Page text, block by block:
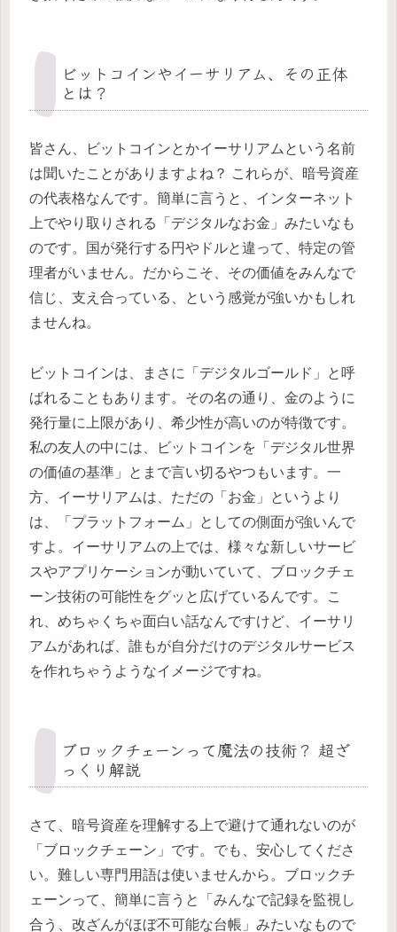
ビットコインやイーサリアム、その正体
とは？
皆さん、ビットコインとかイーサリアムという名前
は聞いたことがありますよね？ これらが、暗号資産
の代表格なんです。簡単に言うと、インターネット
上でやり取りされる「デジタルなお金」みたいなも
のです。国が発行する円やドルと違って、特定の管
理者がいません。だからこそ、その価値をみんなで
信じ、支え合っている、という感覚が強いかもしれ
ませんね。
ビットコインは、まさに「デジタルゴールド」と呼
ばれることもあります。その名の通り、金のように
発行量に上限があり、希少性が高いのが特徴です。
私の友人の中には、ビットコインを「デジタル世界
の価値の基準」とまで言い切るやつもいます。一
方、イーサリアムは、ただの「お金」というより
は、「プラットフォーム」としての側面が強いんで
すよ。イーサリアムの上では、様々な新しいサービ
スやアプリケーションが動いていて、ブロックチェ
ーン技術の可能性をグッと広げているんです。こ
れ、めちゃくちゃ面白い話なんですけど、イーサリ
アムがあれば、誰もが自分だけのデジタルサービス
を作れちゃうようなイメージですね。
ブロックチェーンって魔法の技術？ 超ざ
っくり解説
さて、暗号資産を理解する上で避けて通れないのが
「ブロックチェーン」です。でも、安心してくださ
い。難しい専門用語は使いませんから。ブロックチ
ェーンって、簡単に言うと「みんなで記録を監視し
合う、改ざんがほぼ不可能な台帳」みたいなもので